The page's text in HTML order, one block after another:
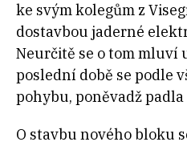
ke svým kolegům z
dostavbou jaderné
Neurčitě se o tom mluví
poslední době se podle
pohybu, poněvadž
O stavbu nového bloku